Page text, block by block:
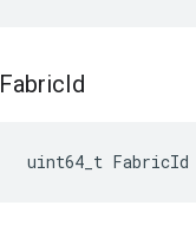
FabricId
uint64_t FabricId